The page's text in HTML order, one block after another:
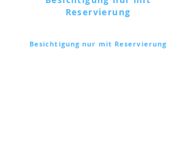
Besichtigung nur mit Reservierung
Reservierung